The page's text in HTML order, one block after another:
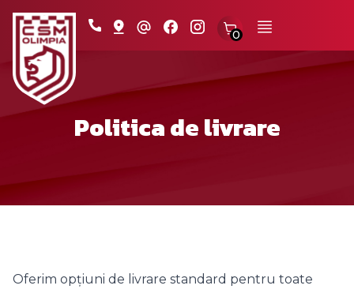
0
Politica de livrare
Oferim opțiuni de livrare standard pentru toate